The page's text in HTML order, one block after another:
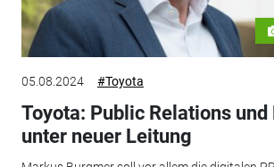
05.08.2024 #Toyota
Toyota: Public Relations und
unter neuer Leitung